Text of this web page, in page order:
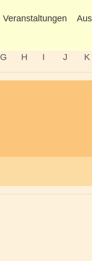
Veranstaltungen
G H I J K